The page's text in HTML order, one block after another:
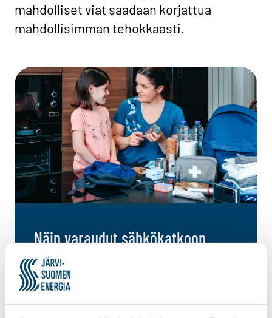
mahdolliset viat saadaan korjattua
mahdollisimman tehokkaasti.
Näin varaudut sähkökatkoon
Lue varautumisesta